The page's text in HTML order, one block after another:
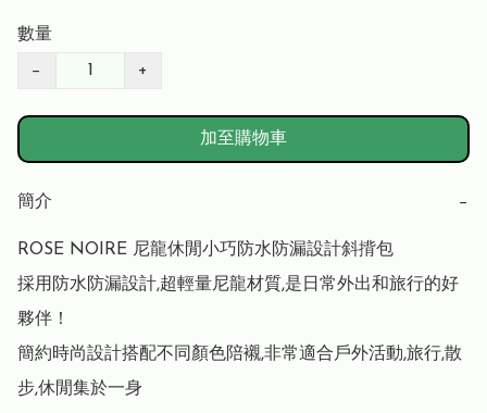
數量
− +
加至購物車
簡介 −
ROSE NOIRE 尼龍休閒小巧防水防漏設計斜揹包
採用防水防漏設計,超輕量尼龍材質,是日常外出和旅行的好
夥伴！
簡約時尚設計搭配不同顏色陪襯,非常適合戶外活動,旅行,散
步,休閒集於一身